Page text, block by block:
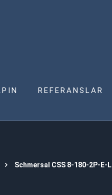
REFERANSLAR
Schmersal CSS 8-180-2P-E-L